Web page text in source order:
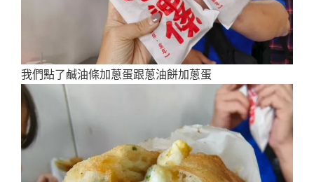
我們點了鹹油條加蔥蛋跟蔥油餅加蔥蛋